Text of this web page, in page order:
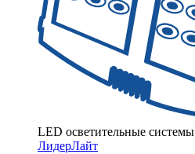
LED осветительные системы
ЛидерЛайт